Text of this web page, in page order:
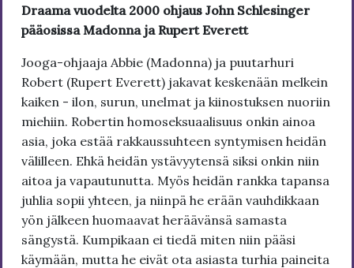
Draama vuodelta 2000 ohjaus John Schlesinger
pääosissa Madonna ja Rupert Everett
Jooga-ohjaaja Abbie (Madonna) ja puutarhuri
Robert (Rupert Everett) jakavat keskenään melkein
kaiken - ilon, surun, unelmat ja kiinostuksen nuoriin
miehiin. Robertin homoseksuaalisuus onkin ainoa
asia, joka estää rakkaussuhteen syntymisen heidän
välilleen. Ehkä heidän ystävyytensä siksi onkin niin
aitoa ja vapautunutta. Myös heidän rankka tapansa
juhlia sopii yhteen, ja niinpä he erään vauhdikkaan
yön jälkeen huomaavat heräävänsä samasta
sängystä. Kumpikaan ei tiedä miten niin pääsi
käymään, mutta he eivät ota asiasta turhia paineita